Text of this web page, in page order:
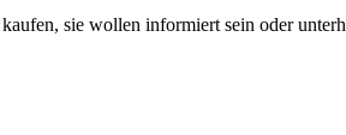
sie wollen informiert sein oder